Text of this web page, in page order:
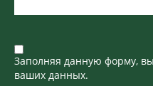
Заполняя данную форму,
ваших данных.